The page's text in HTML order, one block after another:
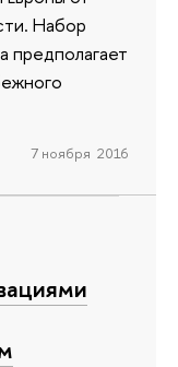
Набор
предполагает
7 ноября 2016